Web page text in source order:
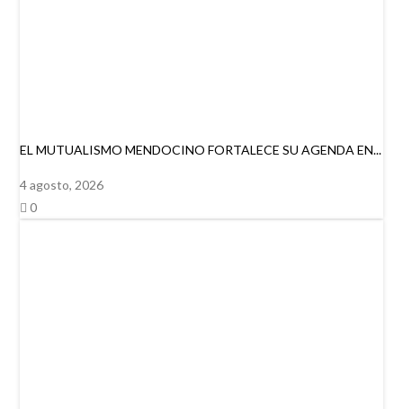
EL MUTUALISMO MENDOCINO FORTALECE SU AGENDA EN...
4 agosto, 2026
0